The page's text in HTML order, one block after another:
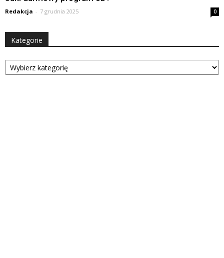
Redakcja - 7 grudnia 2025 0
Kategorie
Kategorie